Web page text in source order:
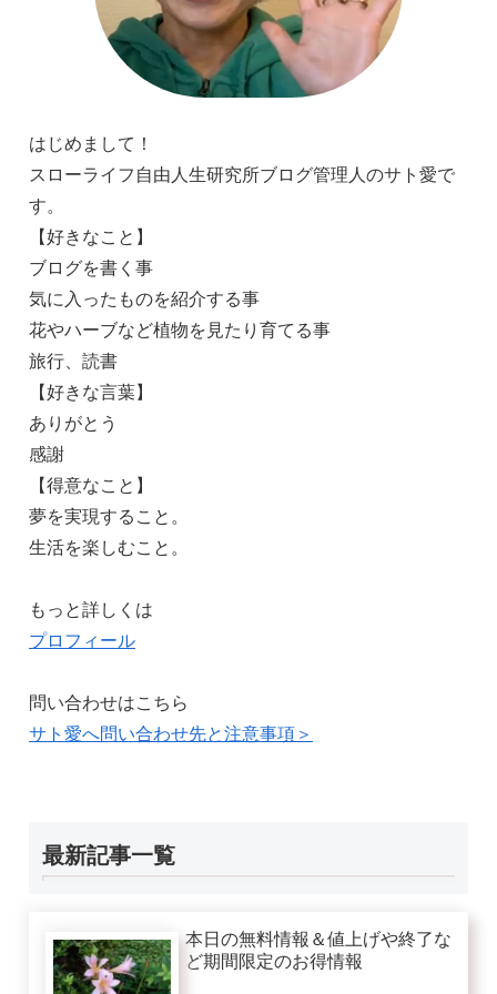
はじめまして！
スローライフ自由人生研究所ブログ管理人のサト愛で
す。
【好きなこと】
ブログを書く事
気に入ったものを紹介する事
花やハーブなど植物を見たり育てる事
旅行、読書
【好きな言葉】
ありがとう
感謝
【得意なこと】
夢を実現すること。
生活を楽しむこと。
もっと詳しくは
プロフィール
問い合わせはこちら
サト愛へ問い合わせ先と注意事項＞
最新記事一覧
本日の無料情報＆値上げや終了な
ど期間限定のお得情報